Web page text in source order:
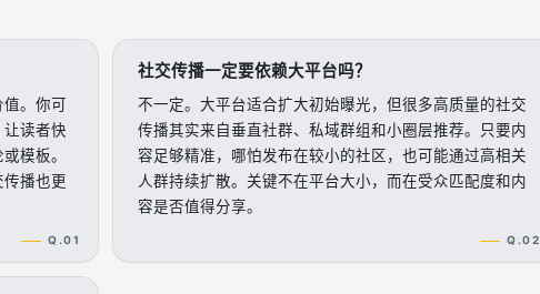
。你可
读者快
模板。
播也更
Q.01
社交传播一定要依赖大平台吗？
不一定。大平台适合扩大初始曝光，但很多高质量的社交
传播其实来自垂直社群、私域群组和小圈层推荐。只要内
容足够精准，哪怕发布在较小的社区，也可能通过高相关
人群持续扩散。关键不在平台大小，而在受众匹配度和内
容是否值得分享。
Q.02